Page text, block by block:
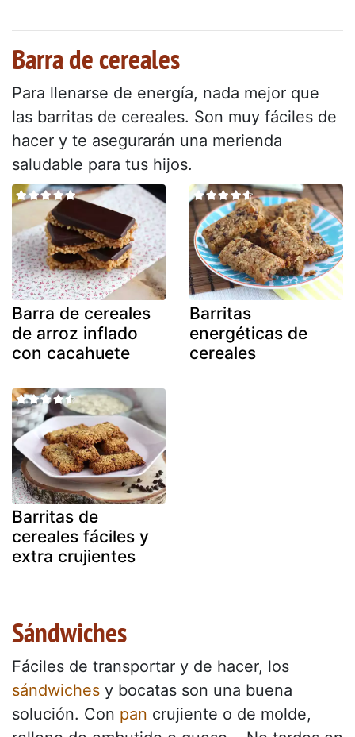
Barra de cereales
Para llenarse de energía, nada mejor que
las barritas de cereales. Son muy fáciles de
hacer y te asegurarán una merienda
saludable para tus hijos.
Barra de cereales
de arroz inflado
con cacahuete
Barritas
energéticas de
cereales
Barritas de
cereales fáciles y
extra crujientes
Sándwiches
Fáciles de transportar y de hacer, los
sándwiches y bocatas son una buena
solución. Con pan crujiente o de molde,